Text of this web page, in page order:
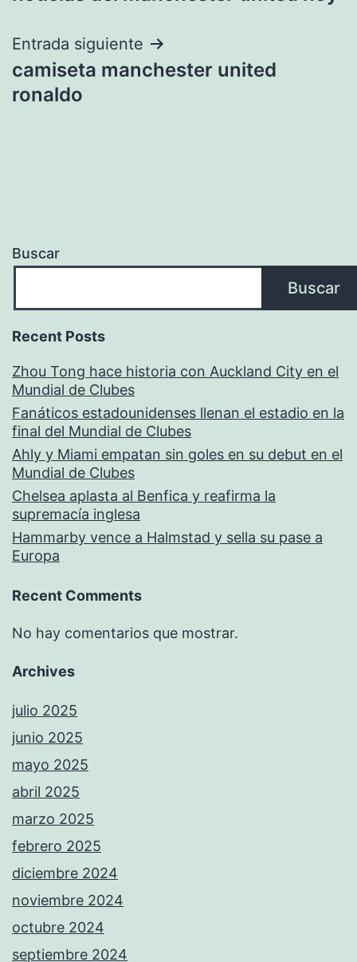
de
entradas
Entrada siguiente
camiseta manchester united
ronaldo
Buscar
Buscar
Recent Posts
Zhou Tong hace historia con Auckland City en el
Mundial de Clubes
Fanáticos estadounidenses llenan el estadio en la
final del Mundial de Clubes
Ahly y Miami empatan sin goles en su debut en el
Mundial de Clubes
Chelsea aplasta al Benfica y reafirma la
supremacía inglesa
Hammarby vence a Halmstad y sella su pase a
Europa
Recent Comments
No hay comentarios que mostrar.
Archives
julio 2025
junio 2025
mayo 2025
abril 2025
marzo 2025
febrero 2025
diciembre 2024
noviembre 2024
octubre 2024
septiembre 2024